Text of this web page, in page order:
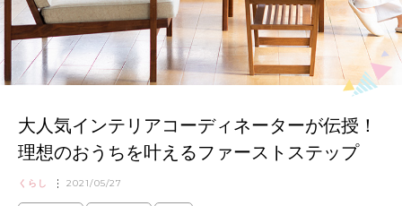
大人気インテリアコーディネーターが伝授！
理想のおうちを叶えるファーストステップ
くらし 2021/05/27